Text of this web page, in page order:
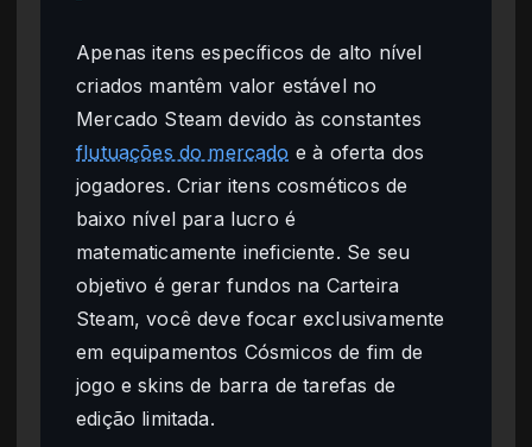
Apenas itens específicos de alto nível
criados mantêm valor estável no
Mercado Steam devido às constantes
flutuações do mercado e à oferta dos
jogadores. Criar itens cosméticos de
baixo nível para lucro é
matematicamente ineficiente. Se seu
objetivo é gerar fundos na Carteira
Steam, você deve focar exclusivamente
em equipamentos Cósmicos de fim de
jogo e skins de barra de tarefas de
edição limitada.